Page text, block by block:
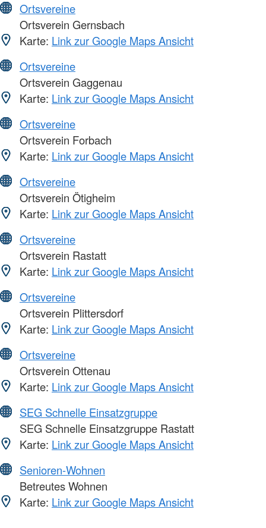
Ortsvereine
Ortsverein Gernsbach
Karte: Link zur Google Maps Ansicht
Ortsvereine
Ortsverein Gaggenau
Karte: Link zur Google Maps Ansicht
Ortsvereine
Ortsverein Forbach
Karte: Link zur Google Maps Ansicht
Ortsvereine
Ortsverein Ötigheim
Karte: Link zur Google Maps Ansicht
Ortsvereine
Ortsverein Rastatt
Karte: Link zur Google Maps Ansicht
Ortsvereine
Ortsverein Plittersdorf
Karte: Link zur Google Maps Ansicht
Ortsvereine
Ortsverein Ottenau
Karte: Link zur Google Maps Ansicht
SEG Schnelle Einsatzgruppe
SEG Schnelle Einsatzgruppe Rastatt
Karte: Link zur Google Maps Ansicht
Senioren-Wohnen
Betreutes Wohnen
Karte: Link zur Google Maps Ansicht